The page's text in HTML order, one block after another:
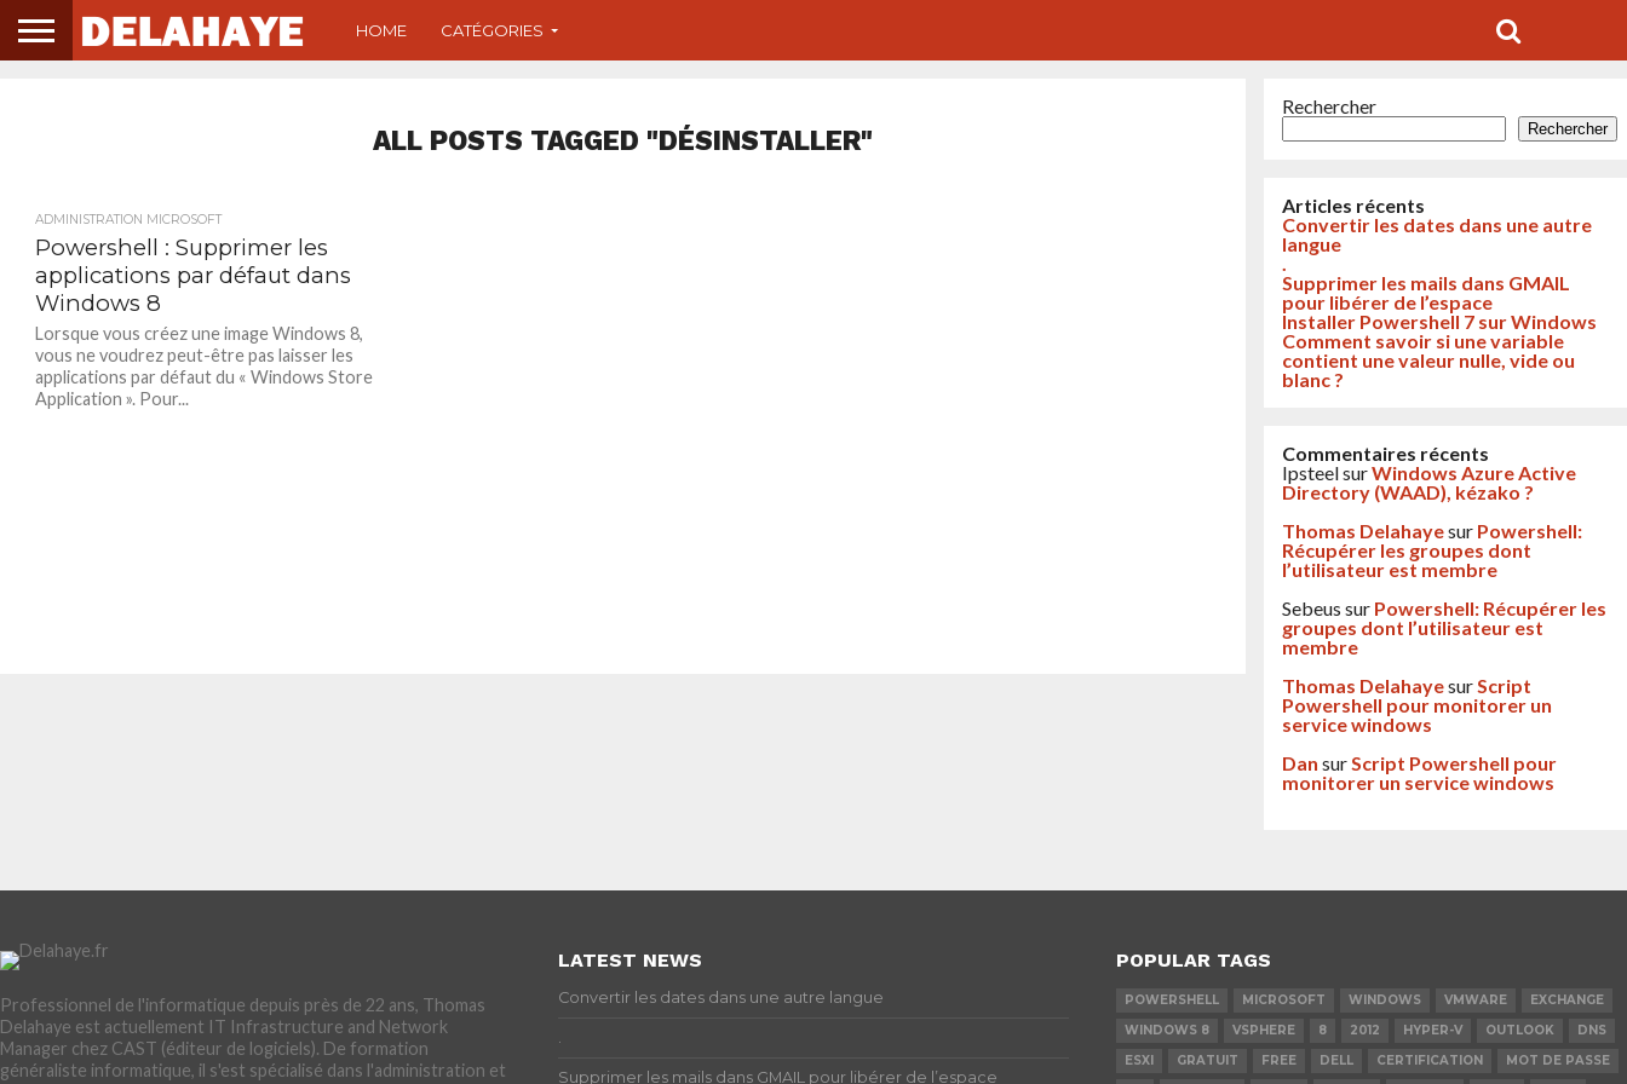
HOME CATÉGORIES
ALL POSTS TAGGED "DÉSINSTALLER"
ADMINISTRATION MICROSOFT
Powershell : Supprimer les
applications par défaut dans
Windows 8
Lorsque vous créez une image Windows 8,
vous ne voudrez peut-être pas laisser les
applications par défaut du « Windows Store
Application ». Pour...
Rechercher
Rechercher
Articles récents
Convertir les dates dans une autre
langue
.
Supprimer les mails dans GMAIL
pour libérer de l’espace
Installer Powershell 7 sur Windows
Comment savoir si une variable
contient une valeur nulle, vide ou
blanc ?
Commentaires récents
IpsteelsurWindows Azure Active
Directory (WAAD), kézako ?
Thomas Delahayesur Powershell:
Récupérer les groupes dont
l’utilisateur est membre
Sebeus sur Powershell: Récupérer les
groupes dont l’utilisateur est
membre
Thomas DelahayesurScript
Powershell pour monitorer un
service windows
Dan surScript Powershell pour
monitorer un service windows
Professionnel de l'informatique depuis près de 22 ans, Thomas
Delahaye est actuellement IT Infrastructure and Network
Manager chez CAST (éditeur de logiciels). De formation
généraliste informatique, il s'est spécialisé dans l'administration et
LATEST NEWS
Convertir les dates dans une autre langue
.
Supprimer les mails dans GMAIL pour libérer de l’espace
POPULAR TAGS
POWERSHELL MICROSOFT WINDOWS VMWARE
EXCHANGE
WINDOWS 8
VSPHERE 8 2012 HYPER-V OUTLOOK
DNS
ESXI
GRATUIT FREE DELL CERTIFICATION
MOT DE PASSE